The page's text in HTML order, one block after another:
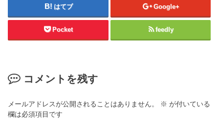
はてブ Google+
Pocket feedly
コメントを残す
メールアドレスが公開されることはありません。 ※ が付いている
欄は必須項目です